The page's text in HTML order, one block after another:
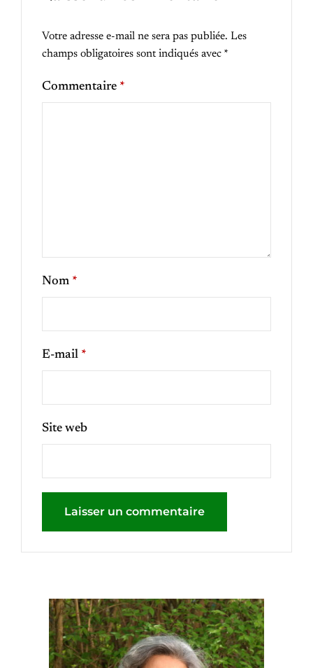
Votre adresse e-mail ne sera pas publiée. Les
champs obligatoires sont indiqués avec *
Commentaire *
Nom *
E-mail *
Site web